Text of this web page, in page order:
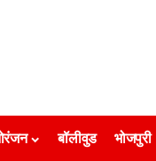
बॉलीवुड भोजपुरी